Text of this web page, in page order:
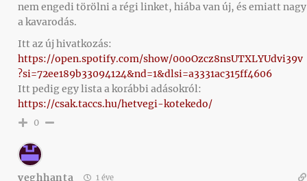
nem engedi törölni a régi linket, hiába van új, és emiatt nagy
a kavarodás.
Itt az új hivatkozás:
https://open.spotify.com/show/00oOzcz8nsUTXLYUdvi39v
?si=72ee189b33094124&nd=1&dlsi=a3331ac315ff4606
Itt pedig egy lista a korábbi adásokról:
https://csak.taccs.hu/hetvegi-kotekedo/
0
veghhanta 1 éve